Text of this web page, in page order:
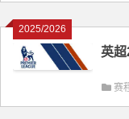
2025/2026
英
赛